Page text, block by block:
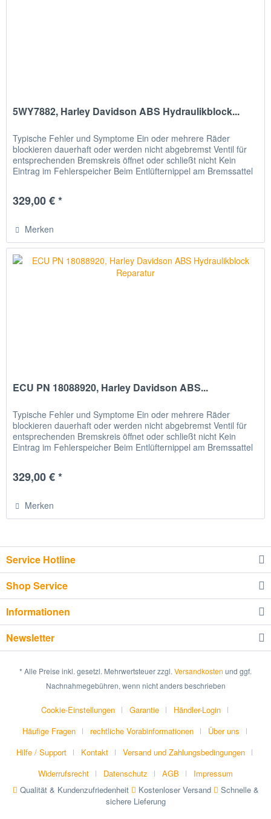
5WY7882, Harley Davidson ABS Hydraulikblock...
Typische Fehler und Symptome Ein oder mehrere Räder
blockieren dauerhaft oder werden nicht abgebremst Ventil für
entsprechenden Bremskreis öffnet oder schließt nicht Kein
Eintrag im Fehlerspeicher Beim Entlüfternippel am Bremssattel
329,00 € *
Merken
ECU PN 18088920, Harley Davidson ABS...
Typische Fehler und Symptome Ein oder mehrere Räder
blockieren dauerhaft oder werden nicht abgebremst Ventil für
entsprechenden Bremskreis öffnet oder schließt nicht Kein
Eintrag im Fehlerspeicher Beim Entlüfternippel am Bremssattel
329,00 € *
Merken
Service Hotline
Shop Service
Informationen
Newsletter
* Alle Preise inkl. gesetzl. Mehrwertsteuer zzgl. Versandkosten und ggf.
Nachnahmegebühren, wenn nicht anders beschrieben
Cookie-Einstellungen Garantie
Händler-Login
Häufige Fragen
rechtliche Vorabinformationen
Über uns
Hilfe / Support
Kontakt
Versand und Zahlungsbedingungen
Widerrufsrecht
Datenschutz AGB
Impressum
Qualität & Kundenzufriedenheit
Kostenloser Versand
Schnelle &
sichere Lieferung